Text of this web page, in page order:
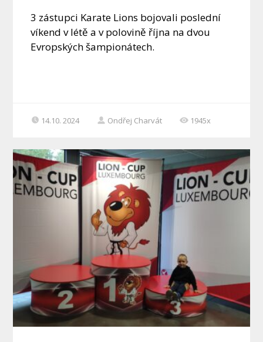
3 zástupci Karate Lions bojovali poslední
víkend v létě a v polovině října na dvou
Evropských šampionátech.
14.10. 2024 Ondřej Charvát 1945x